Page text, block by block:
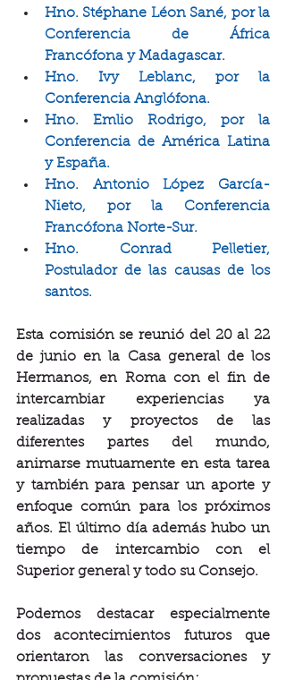
Hno. Stéphane Léon Sané, por la
Conferencia de África
Francófona y Madagascar.
Hno. Ivy Leblanc, por la
Conferencia Anglófona.
Hno. Emlio Rodrigo, por la
Conferencia de América Latina
y España.
Hno. Antonio López García-
Nieto, por la Conferencia
Francófona Norte-Sur.
Hno. Conrad Pelletier,
Postulador de las causas de los
santos.
Esta comisión se reunió del 20 al 22
de junio en la Casa general de los
Hermanos, en Roma con el fin de
intercambiar experiencias ya
realizadas y proyectos de las
diferentes partes del mundo,
animarse mutuamente en esta tarea
y también para pensar un aporte y
enfoque común para los próximos
años. El último día además hubo un
tiempo de intercambio con el
Superior general y todo su Consejo.
Podemos destacar especialmente
dos acontecimientos futuros que
orientaron las conversaciones y